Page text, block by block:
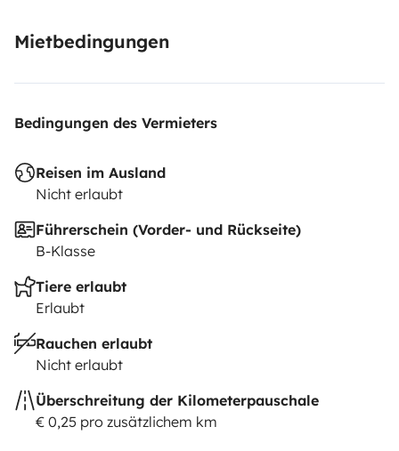
Mietbedingungen
Bedingungen des Vermieters
Reisen im Ausland
Nicht erlaubt
Führerschein (Vorder- und Rückseite)
B-Klasse
Tiere erlaubt
Erlaubt
Rauchen erlaubt
Nicht erlaubt
Überschreitung der Kilometerpauschale
€ 0,25 pro zusätzlichem km